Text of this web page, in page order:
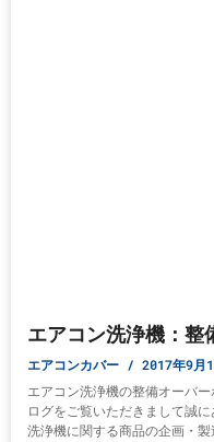
エアコン洗浄機：整
エアコンカバー 2017年9月
エアコン洗浄機の整備オーバ
ログをご覧いただきまして誠
洗浄機に関する商品の企画・